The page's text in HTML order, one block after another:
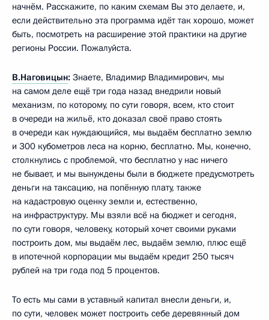
начнём. Расскажите, по каким схемам Вы это делаете, и,
если действительно эта программа идёт так хорошо, может
быть, посмотреть на расширение этой практики на другие
регионы России. Пожалуйста.
В.Наговицын: Знаете, Владимир Владимирович, мы
на самом деле ещё три года назад внедрили новый
механизм, по которому, по сути говоря, всем, кто стоит
в очереди на жильё, кто доказал своё право стоять
в очереди как нуждающийся, мы выдаём бесплатно землю
и 300 кубометров леса на корню, бесплатно. Мы, конечно,
столкнулись с проблемой, что бесплатно у нас ничего
не бывает, и мы вынуждены были в бюджете предусмотреть
деньги на таксацию, на попённую плату, также
на кадастровую оценку земли и, естественно,
на инфраструктуру. Мы взяли всё на бюджет и сегодня,
по сути говоря, человеку, который хочет своими руками
построить дом, мы выдаём лес, выдаём землю, плюс ещё
в ипотечной корпорации мы выдаём кредит 250 тысяч
рублей на три года под 5 процентов.
То есть мы сами в уставный капитал внесли деньги, и,
по сути, человек может построить себе деревянный дом